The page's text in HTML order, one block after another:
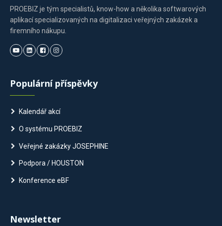
PROEBIZ je tým specialistů, know-how a několika softwarových
aplikací specializovaných na digitalizaci veřejných zakázek a
firemního nákupu.
Populární příspěvky
Kalendář akcí
O systému PROEBIZ
Veřejné zakázky JOSEPHINE
Podpora / HOUSTON
Konference eBF
Newsletter